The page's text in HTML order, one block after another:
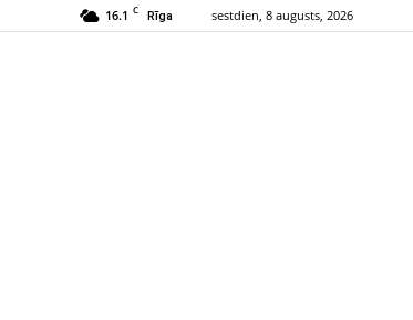
16.1 C Rīga sestdien, 8 augusts, 2026